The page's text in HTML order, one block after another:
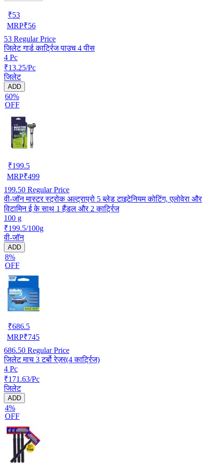
₹53
MRP₹56
53 Regular Price
जिलेट गार्ड कार्ट्रिज पाउच 4 पीस
4 Pc
₹13.25/Pc
जिलेट
ADD
60%
OFF
₹199.5
MRP₹499
199.50 Regular Price
वी-जॉन मास्टर स्ट्रोक अल्ट्राप्रो 5 ब्लेड टाइटेनियम कोटिंग, एलोवेरा और
विटामिन ई के साथ 1 हैंडल और 2 कार्ट्रिज
100 g
₹199.5/100g
वी-जॉन
ADD
8%
OFF
₹686.5
MRP₹745
686.50 Regular Price
जिलेट माच 3 टर्बो रेज़र(4 कार्ट्रिज)
4 Pc
₹171.63/Pc
जिलेट
ADD
4%
OFF